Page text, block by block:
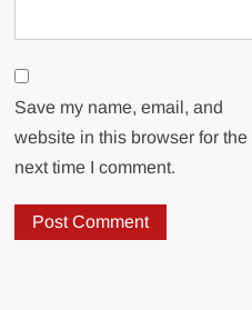
Save my name, email, and
website in this browser for the
next time I comment.